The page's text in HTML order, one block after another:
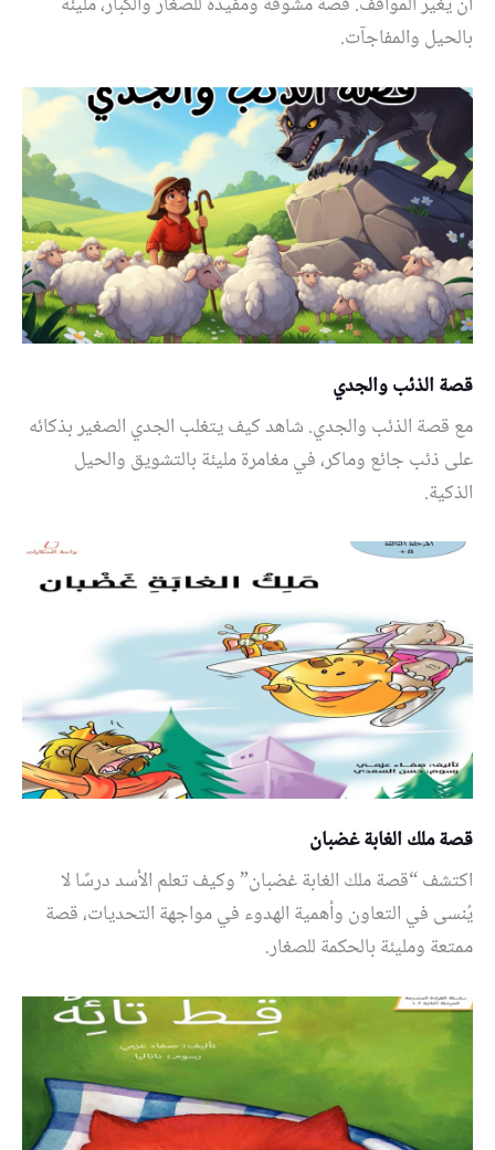
بالحيل والمفاجآت.
قصة الذئب والجدي
مع قصة الذئب والجدي. شاهد كيف يتغلب الجدي الصغير بذكائه
على ذئب جائع وماكر، في مغامرة مليئة بالتشويق والحيل
الذكية.
قصة ملك الغابة غضبان
اكتشف “قصة ملك الغابة غضبان” وكيف تعلم الأسد درسًا لا
يُنسى في التعاون وأهمية الهدوء في مواجهة التحديات، قصة
ممتعة ومليئة بالحكمة للصغار.